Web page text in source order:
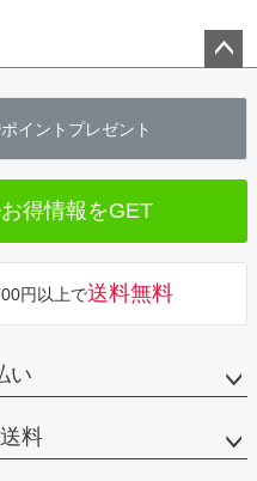
へ
ポイントプレゼント
お得情報をGET
円以上で送料無料
い
料